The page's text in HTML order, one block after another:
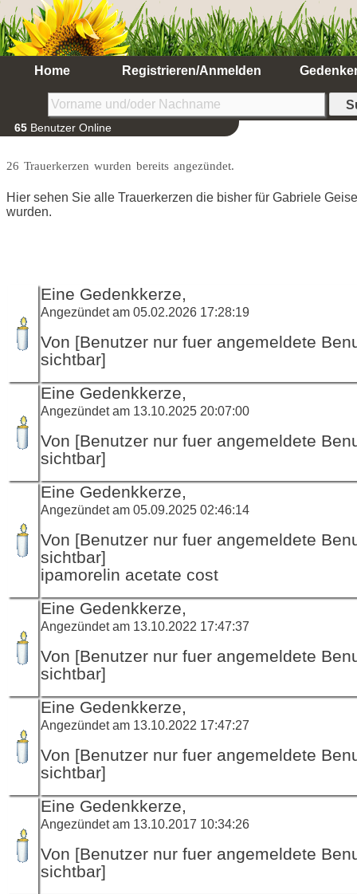
Home Registrieren/Anmelden
65 Benutzer Online
26 Trauerkerzen wurden bereits angezündet.
Hier sehen Sie alle Trauerkerzen die bisher für Gabriele
wurden.
Eine Gedenkkerze,
Angezündet am 05.02.2026 17:28:19
Von [Benutzer nur fuer angemeldete
sichtbar]
Eine Gedenkkerze,
Angezündet am 13.10.2025 20:07:00
Von [Benutzer nur fuer angemeldete
sichtbar]
Eine Gedenkkerze,
Angezündet am 05.09.2025 02:46:14
Von [Benutzer nur fuer angemeldete
sichtbar]
ipamorelin acetate cost
Eine Gedenkkerze,
Angezündet am 13.10.2022 17:47:37
Von [Benutzer nur fuer angemeldete
sichtbar]
Eine Gedenkkerze,
Angezündet am 13.10.2022 17:47:27
Von [Benutzer nur fuer angemeldete
sichtbar]
Eine Gedenkkerze,
Angezündet am 13.10.2017 10:34:26
Von [Benutzer nur fuer angemeldete
sichtbar]